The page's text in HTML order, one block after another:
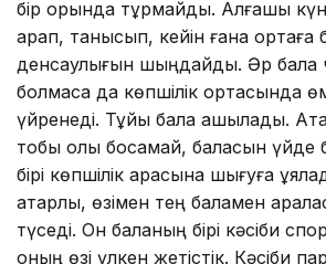
бір орында тұрмайды. Алғашқы
қарап, танысып, кейін ғана ортаға
денсаулығын шыңдайды. Әр бала
болмаса да көпшілік ортасында
үйренеді. Тұйық бала ашылады.
тобы қолы босамай, баласын үйде
бірі көпшілік арасына шығуға
қатарлы, өзімен тең баламен
түседі. Он баланың бірі кәсіби
оның өзі үлкен жетістік. Кәсіби